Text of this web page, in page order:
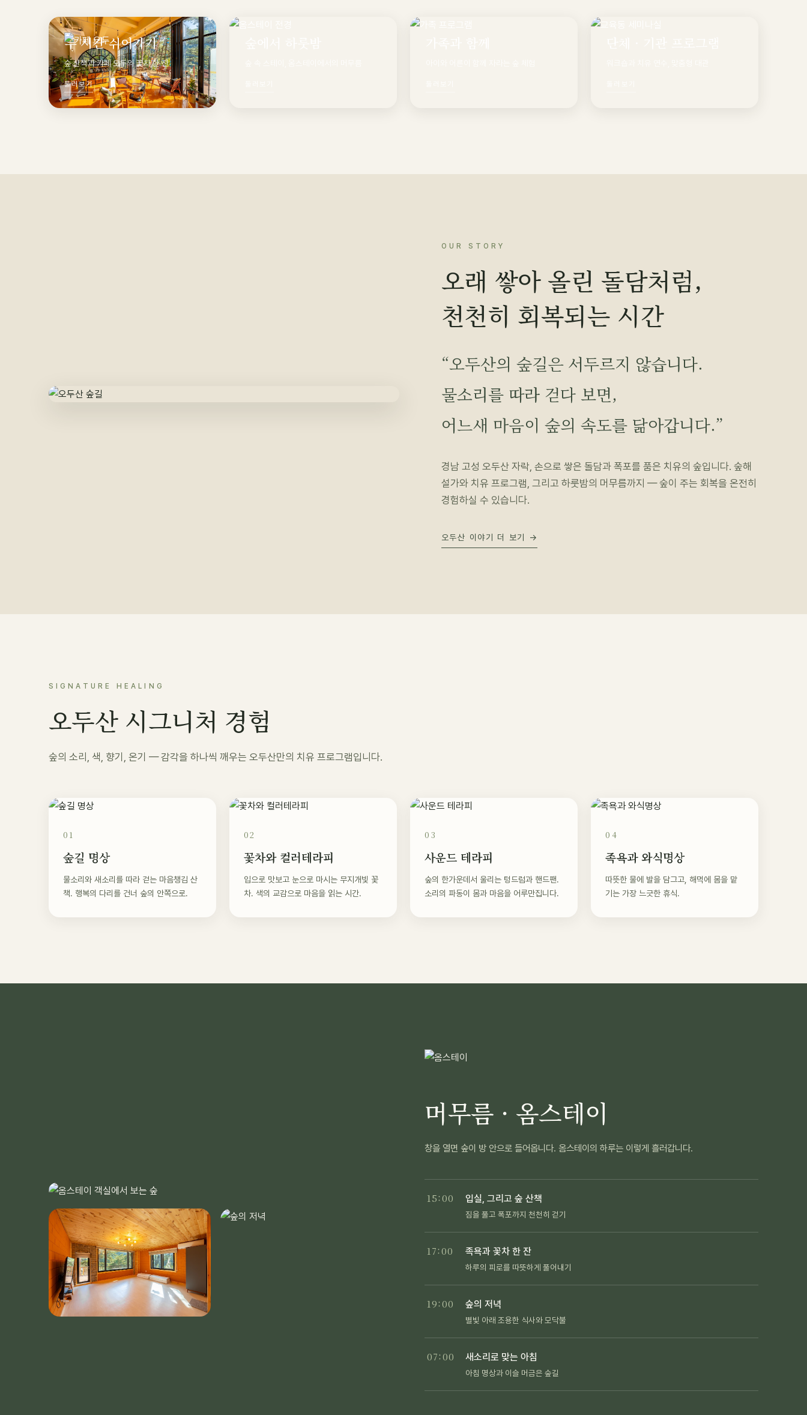
두 시간 쉬어가기
숲 산책과 카페 오두의 꽃차 한 잔
둘러보기
OUR STORY
오래 쌓아 올린 돌담처럼,
천천히 회복되는 시간
“오두산의 숲길은 서두르지 않습니다.
물소리를 따라 걷다 보면,
어느새 마음이 숲의 속도를 닮아갑니다.”
경남 고성 오두산 자락, 손으로 쌓은 돌담과 폭포를 품은 치유의 숲입니다. 숲해
설가와 치유 프로그램, 그리고 하룻밤의 머무름까지 — 숲이 주는 회복을 온전히
경험하실 수 있습니다.
오두산 이야기 더 보기 →
SIGNATURE HEALING
오두산 시그니처 경험
숲의 소리, 색, 향기, 온기 — 감각을 하나씩 깨우는 오두산만의 치유 프로그램입니다.
01
숲길 명상
물소리와 새소리를 따라 걷는 마음챙김 산
책. 행복의 다리를 건너 숲의 안쪽으로.
02
꽃차와 컬러테라피
입으로 맛보고 눈으로 마시는 무지개빛 꽃
차. 색의 교감으로 마음을 읽는 시간.
03
사운드 테라피
숲의 한가운데서 울리는 텅드럼과 핸드팬.
소리의 파동이 몸과 마음을 어루만집니다.
04
족욕과 와식명상
따뜻한 물에 발을 담그고, 해먹에 몸을 맡
기는 가장 느긋한 휴식.
머무름 · 옴스테이
창을 열면 숲이 방 안으로 들어옵니다. 옴스테이의 하루는 이렇게 흘러갑니다.
15:00 입실, 그리고 숲 산책
짐을 풀고 폭포까지 천천히 걷기
17:00 족욕과 꽃차 한 잔
하루의 피로를 따뜻하게 풀어내기
19:00 숲의 저녁
별빛 아래 조용한 식사와 모닥불
07:00 새소리로 맞는 아침
아침 명상과 이슬 머금은 숲길